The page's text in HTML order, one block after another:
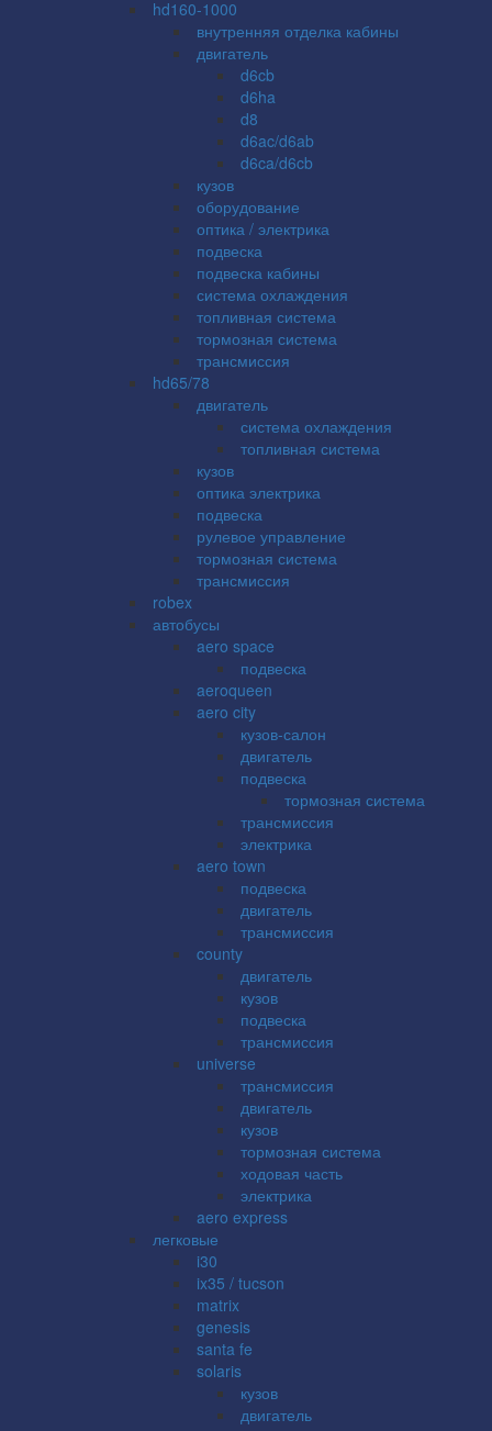
hd160-1000
внутренняя отделка кабины
двигатель
d6cb
d6ha
d8
d6ac/d6ab
d6ca/d6cb
кузов
оборудование
оптика / электрика
подвеска
подвеска кабины
система охлаждения
топливная система
тормозная система
трансмиссия
hd65/78
двигатель
система охлаждения
топливная система
кузов
оптика электрика
подвеска
рулевое управление
тормозная система
трансмиссия
robex
автобусы
aero space
подвеска
aeroqueen
aero city
кузов-салон
двигатель
подвеска
тормозная система
трансмиссия
электрика
aero town
подвеска
двигатель
трансмиссия
county
двигатель
кузов
подвеска
трансмиссия
universe
трансмиссия
двигатель
кузов
тормозная система
ходовая часть
электрика
aero express
легковые
i30
ix35 / tucson
matrix
genesis
santa fe
solaris
кузов
двигатель